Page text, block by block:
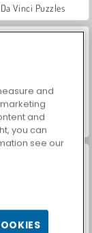
Vinci Puzzles
2 Shooter
and
and
you can
see our